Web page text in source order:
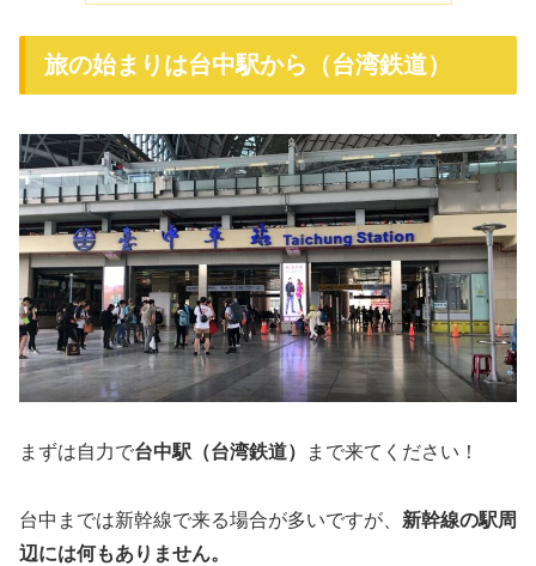
旅の始まりは台中駅から（台湾鉄道）
まずは自力で台中駅（台湾鉄道） まで来てください！
台中までは新幹線で来る場合が多いですが、 新幹線の駅周
辺には何もありません。